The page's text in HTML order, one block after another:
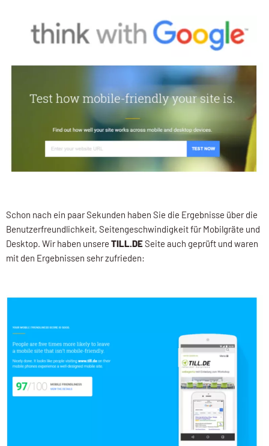
Schon nach ein paar Sekunden haben Sie die Ergebnisse über die
Benutzerfreundlichkeit, Seitengeschwindigkeit für Mobilgräte und
Desktop. Wir haben unsere TILL.DESeite auch geprüft und waren
mit den Ergebnissen sehr zufrieden: